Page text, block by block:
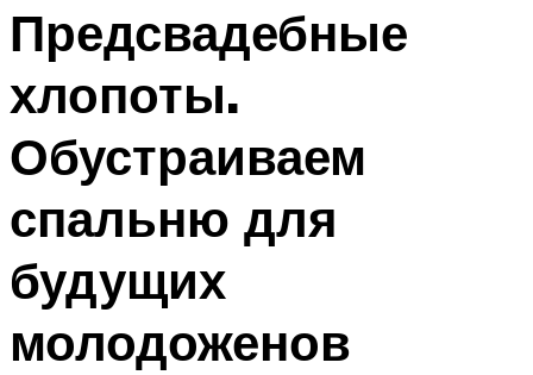
Предсвадебные
хлопоты.
Обустраиваем
спальню для
будущих
молодоженов